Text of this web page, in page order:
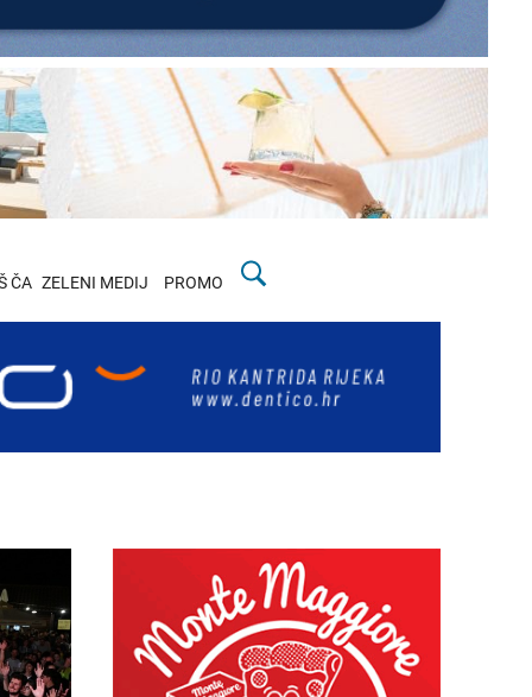
ČA ZELENI MEDIJ PROMO